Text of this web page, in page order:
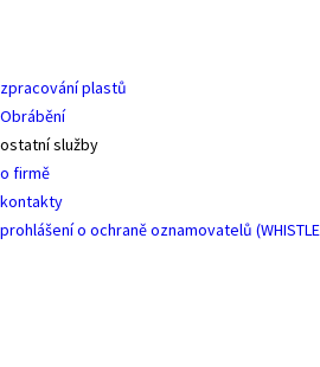
zpracování plastů
Obrábění
ostatní služby
o firmě
kontakty
prohlášení o ochraně oznamovatelů